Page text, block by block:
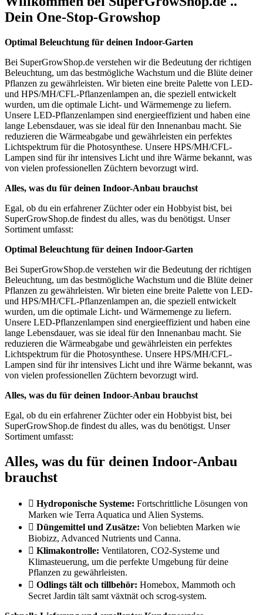
Dein One-Stop-Growshop
Optimal Beleuchtung für deinen Indoor-Garten
Bei SuperGrowShop.de verstehen wir die Bedeutung der richtigen
Beleuchtung, um das bestmögliche Wachstum und die Blüte deiner
Pflanzen zu gewährleisten. Wir bieten eine breite Palette von LED-
und HPS/MH/CFL-Pflanzenlampen an, die speziell entwickelt
wurden, um die optimale Licht- und Wärmemenge zu liefern.
Unsere LED-Pflanzenlampen sind energieeffizient und haben eine
lange Lebensdauer, was sie ideal für den Innenanbau macht. Sie
reduzieren die Wärmeabgabe und gewährleisten ein perfektes
Lichtspektrum für die Photosynthese. Unsere HPS/MH/CFL-
Lampen sind für ihr intensives Licht und ihre Wärme bekannt, was
von vielen professionellen Züchtern bevorzugt wird.
Alles, was du für deinen Indoor-Anbau brauchst
Egal, ob du ein erfahrener Züchter oder ein Hobbyist bist, bei
SuperGrowShop.de findest du alles, was du benötigst. Unser
Sortiment umfasst:
Optimal Beleuchtung für deinen Indoor-Garten
Bei SuperGrowShop.de verstehen wir die Bedeutung der richtigen
Beleuchtung, um das bestmögliche Wachstum und die Blüte deiner
Pflanzen zu gewährleisten. Wir bieten eine breite Palette von LED-
und HPS/MH/CFL-Pflanzenlampen an, die speziell entwickelt
wurden, um die optimale Licht- und Wärmemenge zu liefern.
Unsere LED-Pflanzenlampen sind energieeffizient und haben eine
lange Lebensdauer, was sie ideal für den Innenanbau macht. Sie
reduzieren die Wärmeabgabe und gewährleisten ein perfektes
Lichtspektrum für die Photosynthese. Unsere HPS/MH/CFL-
Lampen sind für ihr intensives Licht und ihre Wärme bekannt, was
von vielen professionellen Züchtern bevorzugt wird.
Alles, was du für deinen Indoor-Anbau brauchst
Egal, ob du ein erfahrener Züchter oder ein Hobbyist bist, bei
SuperGrowShop.de findest du alles, was du benötigst. Unser
Sortiment umfasst:
Alles, was du für deinen Indoor-Anbau
brauchst
Hydroponische Systeme: Fortschrittliche Lösungen von
Marken wie Terra Aquatica und Alien Systems.
Düngemittel und Zusätze: Von beliebten Marken wie
Biobizz, Advanced Nutrients und Canna.
Klimakontrolle: Ventilatoren, CO2-Systeme und
Klimasteuerung, um die perfekte Umgebung für deine
Pflanzen zu gewährleisten.
Odlings tält och tillbehör: Homebox, Mammoth och
Secret Jardin tält samt växtnät och scrog-system.